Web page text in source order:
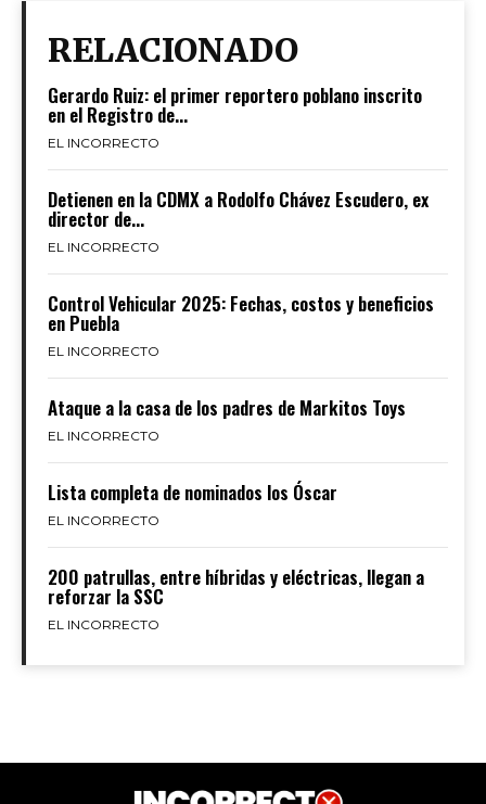
RELACIONADO
Gerardo Ruiz: el primer reportero poblano inscrito
en el Registro de...
EL INCORRECTO
Detienen en la CDMX a Rodolfo Chávez Escudero, ex
director de...
EL INCORRECTO
Control Vehicular 2025: Fechas, costos y beneficios
en Puebla
EL INCORRECTO
Ataque a la casa de los padres de Markitos Toys
EL INCORRECTO
Lista completa de nominados los Óscar
EL INCORRECTO
200 patrullas, entre híbridas y eléctricas, llegan a
reforzar la SSC
EL INCORRECTO